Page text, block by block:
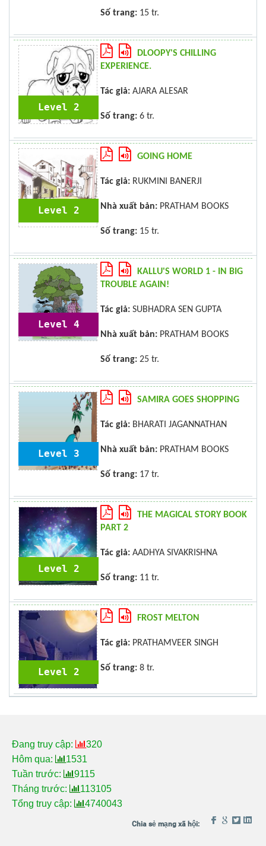
Số trang: 15 tr.
Level 2
DLOOPY'S CHILLING
EXPERIENCE.
Tác giả: AJARA ALESAR
Số trang: 6 tr.
Level 2
GOING HOME
Tác giả: RUKMINI BANERJI
Nhà xuất bản: PRATHAM BOOKS
Số trang: 15 tr.
Level 4
KALLU'S WORLD 1 - IN BIG
TROUBLE AGAIN!
Tác giả: SUBHADRA SEN GUPTA
Nhà xuất bản: PRATHAM BOOKS
Số trang: 25 tr.
Level 3
SAMIRA GOES SHOPPING
Tác giả: BHARATI JAGANNATHAN
Nhà xuất bản: PRATHAM BOOKS
Số trang: 17 tr.
Level 2
THE MAGICAL STORY BOOK
PART 2
Tác giả: AADHYA SIVAKRISHNA
Số trang: 11 tr.
Level 2
FROST MELTON
Tác giả: PRATHAMVEER SINGH
Số trang: 8 tr.
Đang truy cập:
320
Hôm qua:
1531
Tuần trước:
9115
Tháng trước:
113105
Tổng truy cập:
4740043